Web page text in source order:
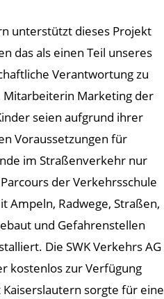
unterstützt dieses Projekt
das als einen Teil unseres
Verantwortung zu
Mitarbeiterin Marketing der
seien aufgrund ihrer
Voraussetzungen für
im Straßenverkehr nur
der Verkehrsschule
Ampeln, Radwege, Straßen,
und Gefahrenstellen
Die SWK Verkehrs AG
kostenlos zur Verfügung
sorgte für eine